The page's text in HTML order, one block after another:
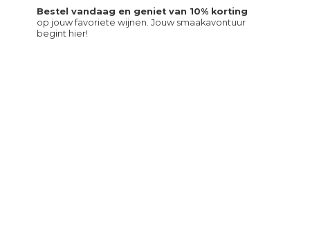
Bestel vandaag en geniet van 10% korting
op jouw favoriete wijnen. Jouw smaakavontuur
begint hier!